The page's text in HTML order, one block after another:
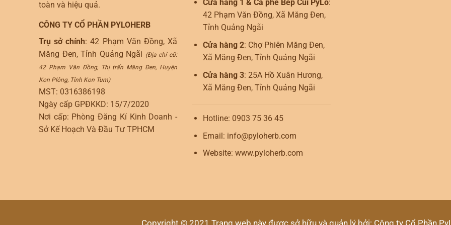
toàn và hiệu quả.
CÔNG TY CỔ PHẦN PYLOHERB
Trụ sở chính: 42 Phạm Văn Đồng, Xã
Măng Đen, Tỉnh Quảng Ngãi (Địa chỉ cũ:
42 Phạm Văn Đồng, Thị trấn Măng Đen, Huyện
Kon Plông, Tỉnh Kon Tum)
MST: 0316386198
Ngày cấp GPĐKKD: 15/7/2020
Nơi cấp: Phòng Đăng Kí Kinh Doanh -
Sở Kế Hoạch Và Đầu Tư TPHCM
Cửa hàng 1 & Cà phê Bếp Củi PyLo:
42 Phạm Văn Đồng, Xã Măng Đen,
Tỉnh Quảng Ngãi
Cửa hàng 2: Chợ Phiên Măng Đen,
Xã Măng Đen, Tỉnh Quảng Ngãi
Cửa hàng 3: 25A Hồ Xuân Hương,
Xã Măng Đen, Tỉnh Quảng Ngãi
Hotline: 0903 75 36 45
Email: info@pyloherb.com
Website: www.pyloherb.com